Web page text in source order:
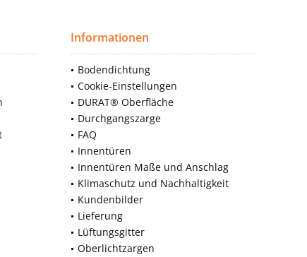
Informationen
Bodendichtung
Cookie-Einstellungen
DURAT® Oberfläche
Durchgangszarge
FAQ
Innentüren
Innentüren Maße und Anschlag
Klimaschutz und Nachhaltigkeit
Kundenbilder
Lieferung
Lüftungsgitter
Oberlichtzargen